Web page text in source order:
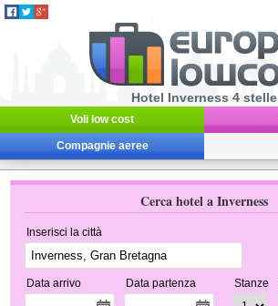
Hotel Inverness 4 stelle
Voli low cost
Compagnie aeree
Cerca hotel a Inverness
Inserisci la città
Data arrivo Data partenza Stanze